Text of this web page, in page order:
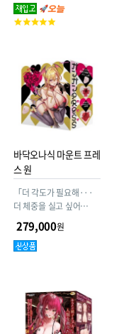
고
바닥오나식 마운트 프레
스 원
「더 각도가 필요해···
더 체중을 실고 싶어
···」 바닥 오나 시리즈
최대 두께‼ 『바닥 오나식
마운트 프레스
279,000원